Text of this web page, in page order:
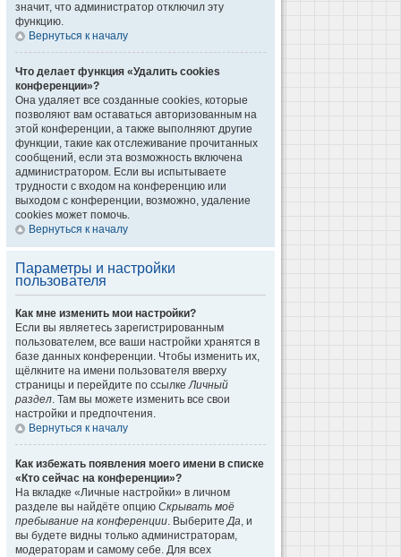
значит, что администратор отключил эту
функцию.
Вернуться к началу
Что делает функция «Удалить cookies
конференции»?
Она удаляет все созданные cookies, которые
позволяют вам оставаться авторизованным на
этой конференции, а также выполняют другие
функции, такие как отслеживание прочитанных
сообщений, если эта возможность включена
администратором. Если вы испытываете
трудности с входом на конференцию или
выходом с конференции, возможно, удаление
cookies может помочь.
Вернуться к началу
Параметры и настройки
пользователя
Как мне изменить мои настройки?
Если вы являетесь зарегистрированным
пользователем, все ваши настройки хранятся в
базе данных конференции. Чтобы изменить их,
щёлкните на имени пользователя вверху
страницы и перейдите по ссылкеЛичный
раздел. Там вы можете изменить все свои
настройки и предпочтения.
Вернуться к началу
Как избежать появления моего имени в списке
«Кто сейчас на конференции»?
На вкладке «Личные настройки» в личном
разделе вы найдёте опцию Скрывать моё
пребывание на конференции. ВыберитеДа, и
вы будете видны только администраторам,
модераторам и самому себе. Для всех